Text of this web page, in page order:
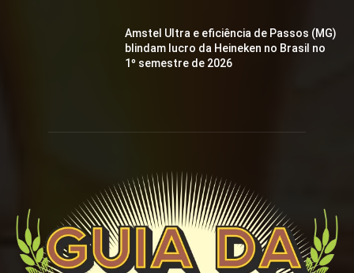
Amstel Ultra e eficiência de Passos (MG)
blindam lucro da Heineken no Brasil no
1º semestre de 2026